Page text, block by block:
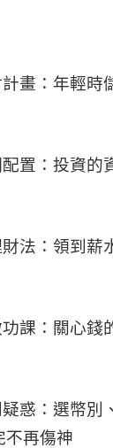
：年輕時
：投資的資
：領到薪
：關心錢
：選幣別
不再傷神